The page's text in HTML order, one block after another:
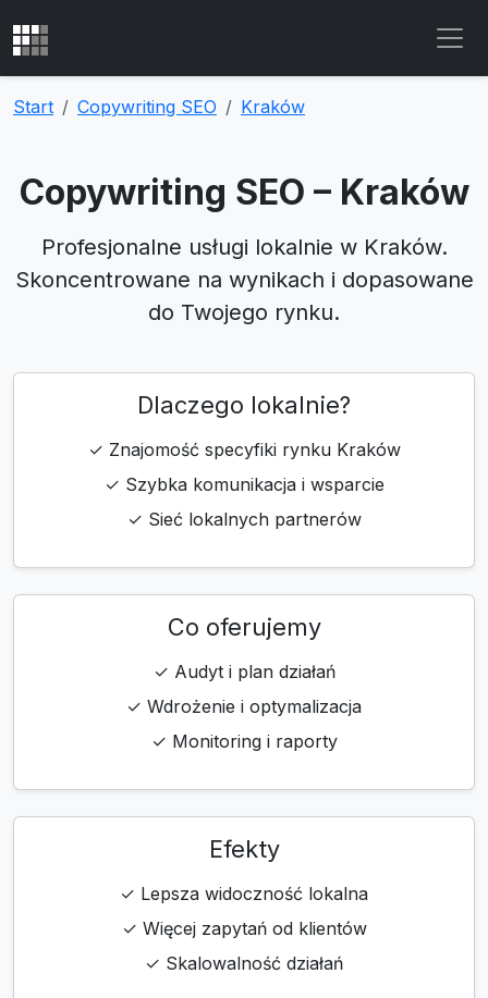
Start Copywriting SEO Kraków
Copywriting SEO – Kraków
Profesjonalne usługi lokalnie w Kraków.
Skoncentrowane na wynikach i dopasowane
do Twojego rynku.
Dlaczego lokalnie?
✓ Znajomość specyfiki rynku Kraków
✓ Szybka komunikacja i wsparcie
✓ Sieć lokalnych partnerów
Co oferujemy
✓ Audyt i plan działań
✓ Wdrożenie i optymalizacja
✓ Monitoring i raporty
Efekty
✓ Lepsza widoczność lokalna
✓ Więcej zapytań od klientów
✓ Skalowalność działań